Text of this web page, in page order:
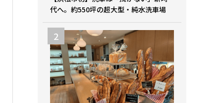
代へ。約550坪の超大型・純水洗車場